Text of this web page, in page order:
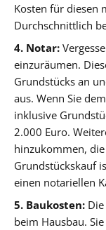
Kosten für diesen
Durchschnittlich
4. Notar:
einzuräumen.
Grundstücks an
aus. Wenn Sie
inklusive
2.000 Euro.
hinzukommen,
Grundstückskauf
einen notariellen
5. Baukosten:
beim Hausbau.